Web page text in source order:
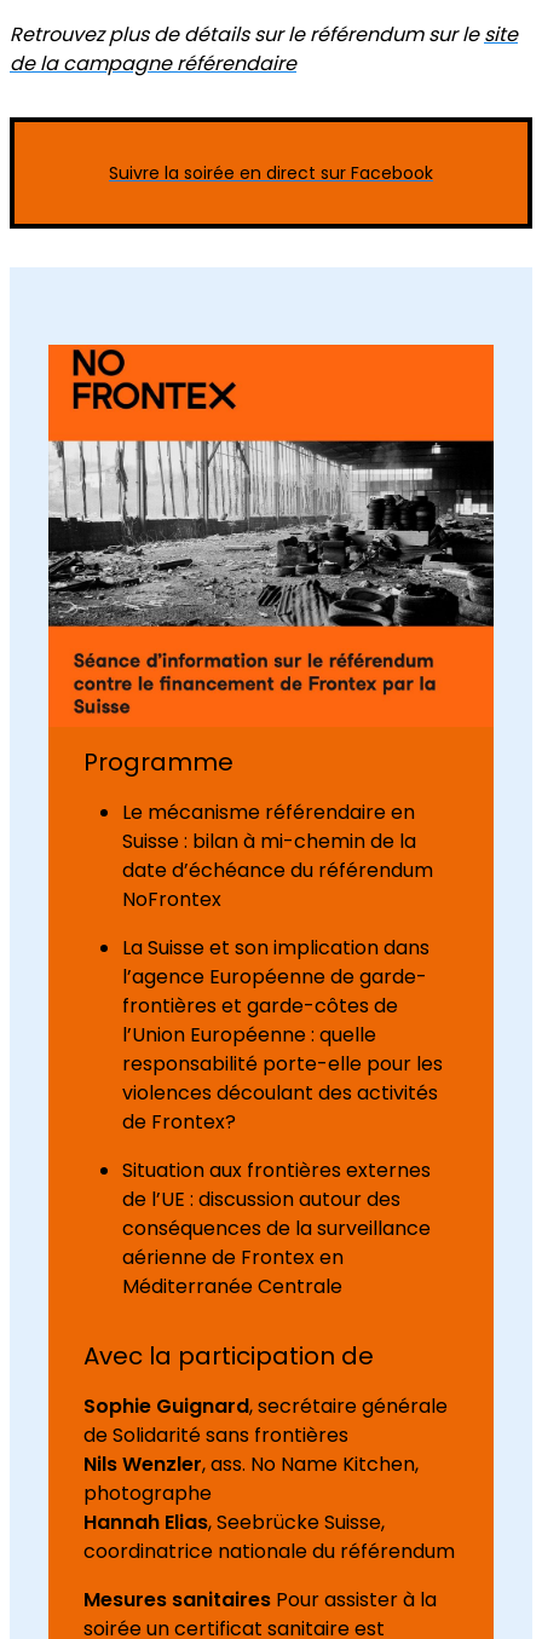
Retrouvez plus de détails sur le référendum sur lesite
de la campagne référendaire
Suivre la soirée en direct sur Facebook
Programme
Le mécanisme référendaire en
Suisse : bilan à mi-chemin de la
date d’échéance du référendum
NoFrontex
La Suisse et son implication dans
l’agence Européenne de garde-
frontières et garde-côtes de
l’Union Européenne : quelle
responsabilité porte-elle pour les
violences découlant des activités
de Frontex?
Situation aux frontières externes
de l’UE : discussion autour des
conséquences de la surveillance
aérienne de Frontex en
Méditerranée Centrale
Avec la participation de
Sophie Guignard, secrétaire générale
de Solidarité sans frontières
Nils Wenzler, ass. No Name Kitchen,
photographe
Hannah Elias, Seebrücke Suisse,
coordinatrice nationale du référendum
Mesures sanitaires Pour assister à la
soirée un certificat sanitaire est